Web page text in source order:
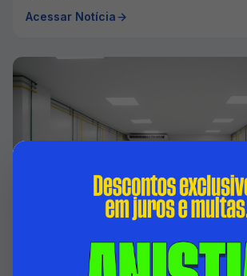
Acessar Notícia